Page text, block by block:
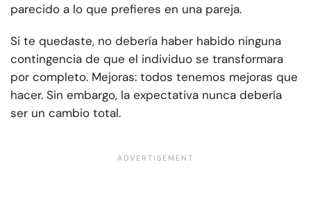
parecido a lo que prefieres en una pareja.
Si te quedaste, no debería haber habido ninguna
contingencia de que el individuo se transformara
por completo. Mejoras: todos tenemos mejoras que
hacer. Sin embargo, la expectativa nunca debería
ser un cambio total.